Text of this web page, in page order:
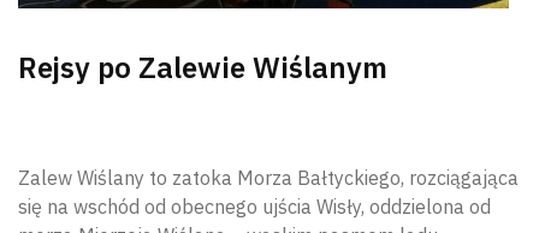
Rejsy po Zalewie Wiślanym
Zalew Wiślany to zatoka Morza Bałtyckiego, rozciągająca
się na wschód od obecnego ujścia Wisły, oddzielona od